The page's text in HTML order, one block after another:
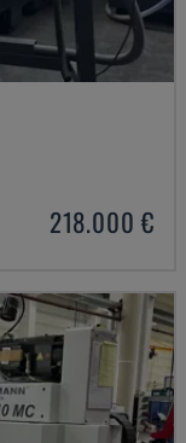
218.000 €